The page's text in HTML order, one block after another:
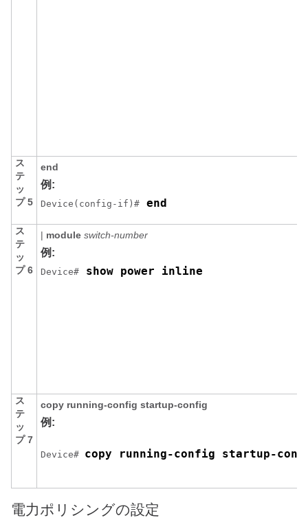
ス
テ
ッ
プ 5
end
例:
Device(config-if)# end
ス
テ
ッ
プ 6
| module switch-number
例:
Device# show power inline
ス
テ
ッ
プ 7
copy running-config startup-config
例:
Device# copy running-config startup-
電力ポリシングの設定